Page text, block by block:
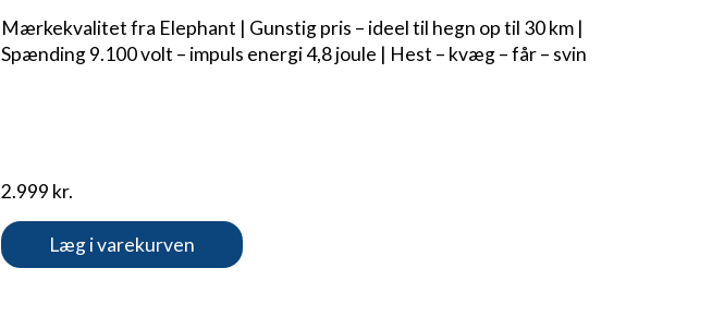
Mærkekvalitet fra Elephant | Gunstig pris – ideel til hegn op til 30 km |
Spænding 9.100 volt – impuls energi 4,8 joule | Hest – kvæg – får – svin
2.999 kr.
Læg i varekurven